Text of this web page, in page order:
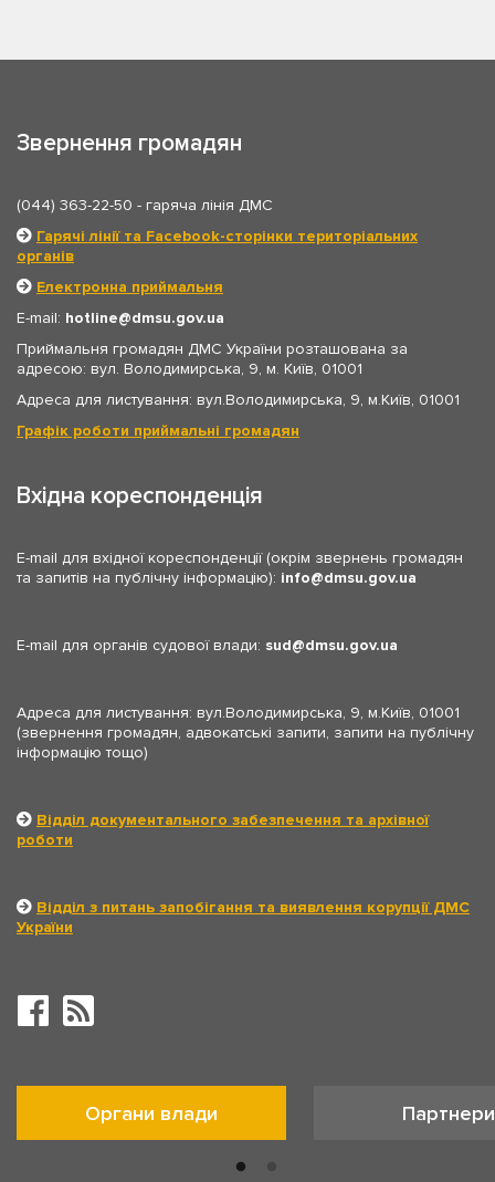
Звернення громадян
(044) 363-22-50 - гаряча лінія ДМС
Гарячі лінії та Facebook-сторінки територіальних
органів
Електронна приймальня
E-mail: hotline
dmsu.gov.ua
Приймальня громадян ДМС України розташована за
адресою: вул. Володимирська, 9, м. Київ, 01001
Адреса для листування: вул.Володимирська, 9, м.Київ, 01001
Графік роботи приймальні громадян
Вхідна кореспонденція
E-mail для вхідної кореспонденції (окрім звернень громадян
та запитів на публічну інформацію): info dmsu.gov.ua
E-mail для органів судової влади: sud dmsu.gov.ua
Адреса для листування: вул.Володимирська, 9, м.Київ, 01001
(звернення громадян, адвокатські запити, запити на публічну
інформацію тощо)
Відділ документального забезпечення та архівної
роботи
Відділ з питань запобігання та виявлення корупції ДМС
України
Органи влади Партнери